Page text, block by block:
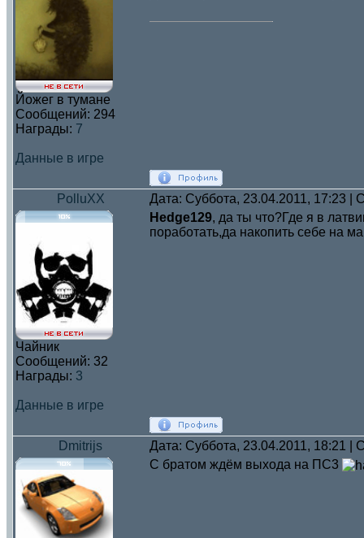
Йожег в тумане
Сообщений: 294
Награды: 7
Данные в игре
PolluXX Дата: Суббота, 23.04.2011, 17:23 |
Чайник
Сообщений: 32
Награды: 3
Данные в игре
Hedge129, да ты что?Где я в
поработать,да накопить себе на
Dmitrijs
Дата: Суббота, 23.04.2011, 18:21 |
С братом ждём выхода на ПС3